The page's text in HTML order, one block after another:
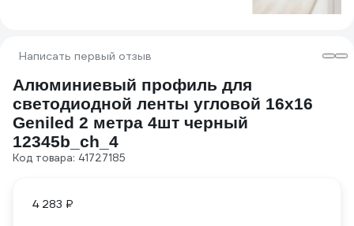
Написать первый отзыв
Алюминиевый профиль для
светодиодной ленты угловой 16х16
Geniled 2 метра 4шт черный
12345b_ch_4
Код товара: 41727185
4 283 ₽